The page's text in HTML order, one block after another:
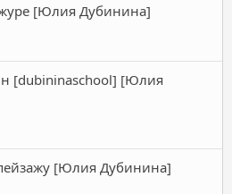
[Юлия Дубинина]
[dubininaschool] [Юлия
[Юлия Дубинина]